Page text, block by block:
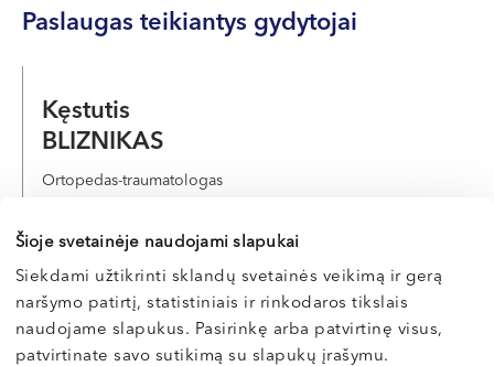
Šioje svetainėje naudojami slapukai
Siekdami užtikrinti sklandų svetainės veikimą ir gerą
naršymo patirtį, statistiniais ir rinkodaros tikslais
naudojame slapukus. Pasirinkę arba patvirtinę visus,
patvirtinate savo sutikimą su slapukų įrašymu.
Paslaugas teikiantys gydytojai
Kęstutis
BLIZNIKAS
Ortopedas-traumatologas
Vilnius, S. Žukausko g. 19
Apie gydytoją